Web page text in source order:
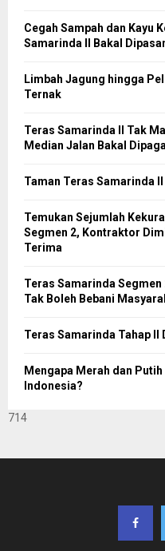
Cegah Sampah dan Kayu
Samarinda II Bakal
Limbah Jagung hingga
Ternak
Teras Samarinda II Tak
Median Jalan Bakal
Taman Teras Samarinda
Temukan Sejumlah
Segmen 2, Kontraktor
Terima
Teras Samarinda
Tak Boleh Bebani
Teras Samarinda Tahap II
Mengapa Merah dan
Indonesia?
714